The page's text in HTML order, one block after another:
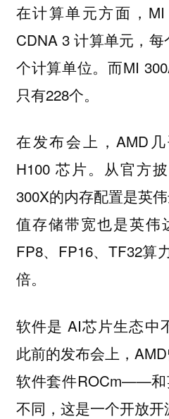
在计算单元方面，MI
CDNA 3 计算单元，
个计算单位。而MI
只有228个。
在发布会上，AMD
H100 芯片。从官方
300X的内存配置是英
值存储带宽也是英伟
FP8、FP16、TF32算
倍。
软件是 AI芯片生态中
此前的发布会上，
软件套件ROCm——和
不同，这是一个开放开